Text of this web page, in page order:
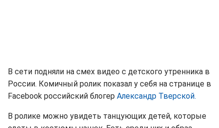
В сети подняли на смех видео с детского утренника в
России. Комичный ролик показал у себя на странице в
Facebook российский блогер Александр Тверской.
В ролике можно увидеть танцующих детей, которые